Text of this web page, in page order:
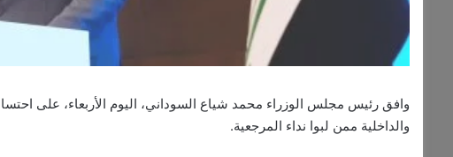
وافق رئيس مجلس الوزراء محمد شياع السوداني، اليوم الأربعاء، على
والداخلية ممن لبوا نداء المرجعية.